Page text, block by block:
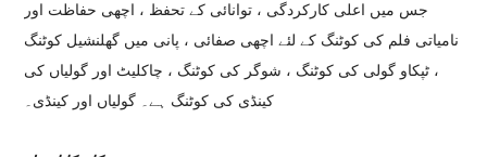
جس میں اعلی کارکردگی ، توانائی کے تحفظ ، اچھی حفاظت اور
نامیاتی فلم کی کوٹنگ کے لئے اچھی صفائی ، پانی میں گھلنشیل کوٹنگ
، ٹپکاو گولی کی کوٹنگ ، شوگر کی کوٹنگ ، چاکلیٹ اور گولیاں کی
کینڈی کی کوٹنگ ہے۔ گولیاں اور کینڈی۔